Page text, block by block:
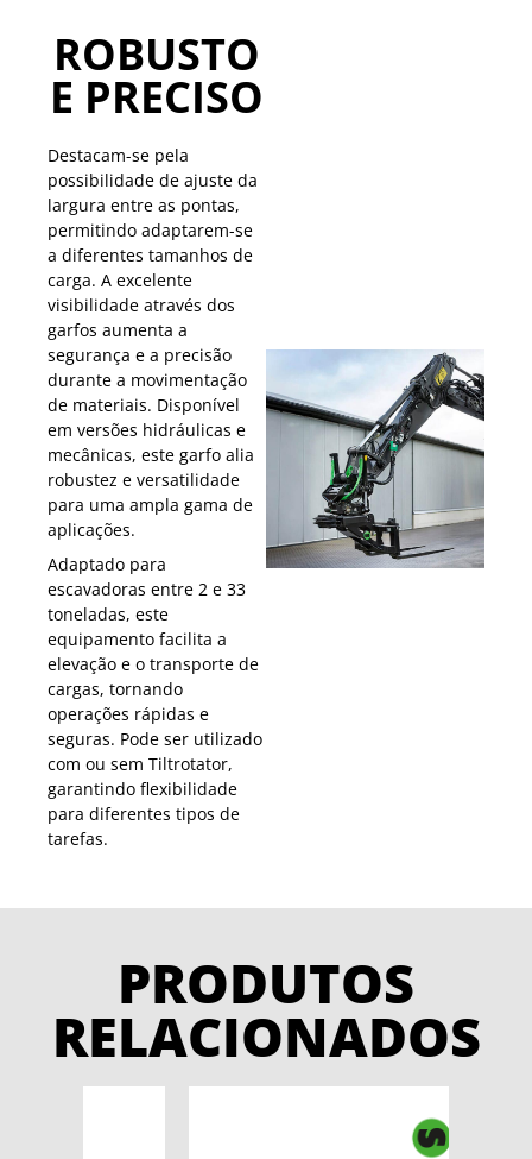
ROBUSTO
E PRECISO
Destacam-se pela
possibilidade de ajuste da
largura entre as pontas,
permitindo adaptarem-se
a diferentes tamanhos de
carga. A excelente
visibilidade através dos
garfos aumenta a
segurança e a precisão
durante a movimentação
de materiais. Disponível
em versões hidráulicas e
mecânicas, este garfo alia
robustez e versatilidade
para uma ampla gama de
aplicações.
Adaptado para
escavadoras entre 2 e 33
toneladas, este
equipamento facilita a
elevação e o transporte de
cargas, tornando
operações rápidas e
seguras. Pode ser utilizado
com ou sem Tiltrotator,
garantindo flexibilidade
para diferentes tipos de
tarefas.
PRODUTOS
RELACIONADOS